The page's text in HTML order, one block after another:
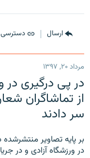
ارسال دسترسی
مرداد ۲۰, ۱۳۹۷
در پی درگیری در
از تماشاگران
سر دادند
بر پایه تصاویر
در ورزشگاه آزادی و در